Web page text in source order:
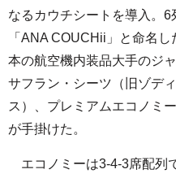
なるカウチシートを導入。6
「ANA COUCHii」と命名
本の航空機内装品大手のジ
サフラン・シーツ（旧ゾデ
ス）、プレミアムエコノミ
が手掛けた。
エコノミーは3-4-3席配列